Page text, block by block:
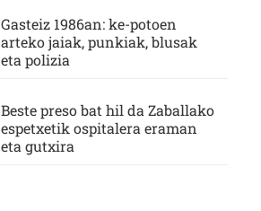
Gasteiz 1986an: ke-potoen
arteko jaiak, punkiak, blusak
eta polizia
Beste preso bat hil da Zaballako
espetxetik ospitalera eraman
eta gutxira